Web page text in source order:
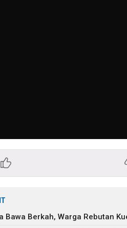
Bawa Berkah, Warga Rebutan